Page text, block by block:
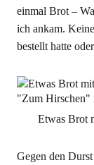
einmal Brot –
ich ankam.
bestellt hatte
Etwas Brot
Gegen den